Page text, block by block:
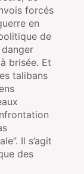
forcés
en
de
danger
brisée. Et
talibans
Il s’agit
des